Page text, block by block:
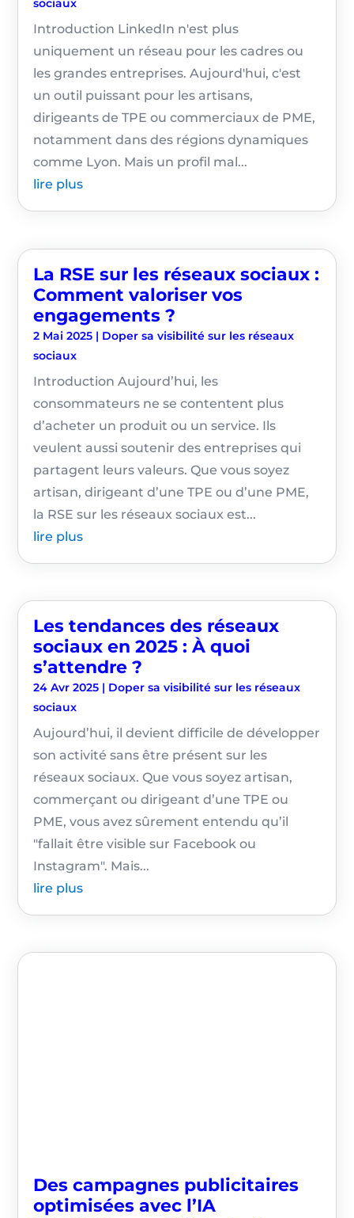
sociaux
Introduction LinkedIn n'est plus
uniquement un réseau pour les cadres ou
les grandes entreprises. Aujourd'hui, c'est
un outil puissant pour les artisans,
dirigeants de TPE ou commerciaux de PME,
notamment dans des régions dynamiques
comme Lyon. Mais un profil mal...
lire plus
La RSE sur les réseaux sociaux :
Comment valoriser vos
engagements ?
2 Mai 2025 | Doper sa visibilité sur les réseaux
sociaux
Introduction Aujourd’hui, les
consommateurs ne se contentent plus
d’acheter un produit ou un service. Ils
veulent aussi soutenir des entreprises qui
partagent leurs valeurs. Que vous soyez
artisan, dirigeant d’une TPE ou d’une PME,
la RSE sur les réseaux sociaux est...
lire plus
Les tendances des réseaux
sociaux en 2025 : À quoi
s’attendre ?
24 Avr 2025 | Doper sa visibilité sur les réseaux
sociaux
Aujourd’hui, il devient difficile de développer
son activité sans être présent sur les
réseaux sociaux. Que vous soyez artisan,
commerçant ou dirigeant d’une TPE ou
PME, vous avez sûrement entendu qu’il
"fallait être visible sur Facebook ou
Instagram". Mais...
lire plus
Des campagnes publicitaires
optimisées avec l’IA